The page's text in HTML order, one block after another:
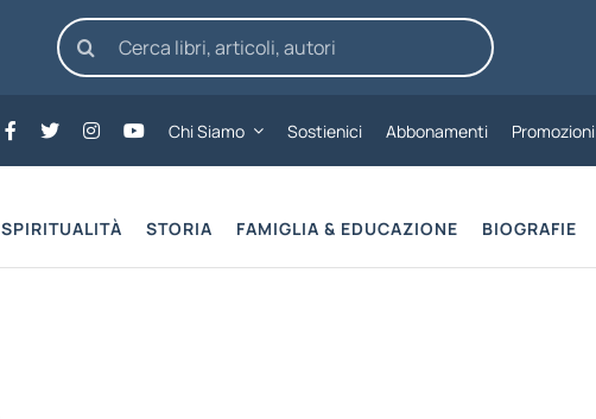
Cerca
per:
Chi Siamo Sostienici Abbonamenti Promozioni
SPIRITUALITÀ STORIA FAMIGLIA & EDUCAZIONE BIOGRAFIE